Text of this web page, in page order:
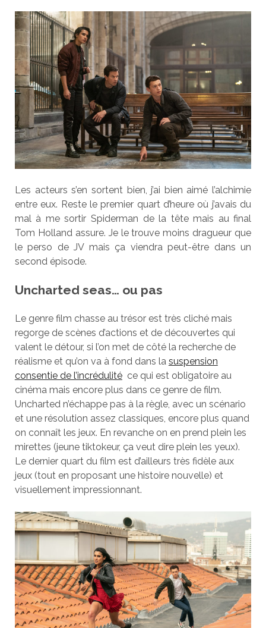
Les acteurs s’en sortent bien, j’ai bien aimé l’alchimie
entre eux. Reste le premier quart d’heure où j’avais du
mal à me sortir Spiderman de la tête mais au final
Tom Holland assure. Je le trouve moins dragueur que
le perso de JV mais ça viendra peut-être dans un
second épisode.
Uncharted seas… ou pas
Le genre film chasse au trésor est très cliché mais
regorge de scènes d’actions et de découvertes qui
valent le détour, si l’on met de côté la recherche de
réalisme et qu’on va à fond dans la suspension
consentie de l’incrédulitéce qui est obligatoire au
cinéma mais encore plus dans ce genre de film.
Uncharted n’échappe pas à la règle, avec un scénario
et une résolution assez classiques, encore plus quand
on connaît les jeux. En revanche on en prend plein les
mirettes (jeune tiktokeur, ça veut dire plein les yeux).
Le dernier quart du film est d’ailleurs très fidèle aux
jeux (tout en proposant une histoire nouvelle) et
visuellement impressionnant.